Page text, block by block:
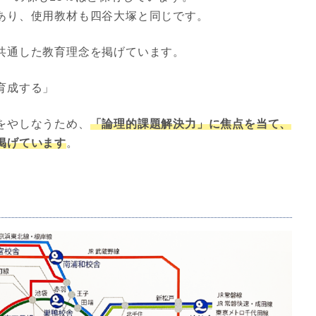
、使用教材も四谷大塚と同じです。
した教育理念を掲げています。
する」
しなうため、 「論理的課題解決力」に焦点を当て、
げています。